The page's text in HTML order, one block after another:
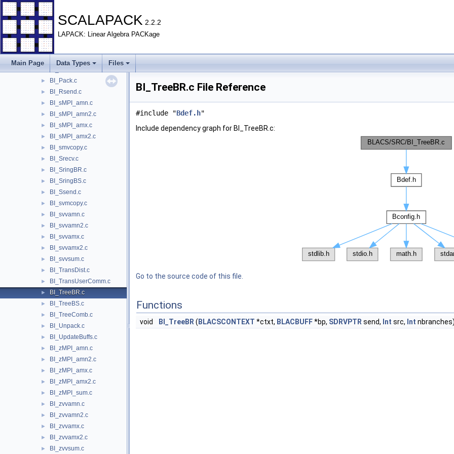
SCALAPACK 2.2.2
LAPACK: Linear Algebra PACKage
Main Page Data Types Files
► BI_ivvamn2.c
► BI_ivvamx.c
► BI_ivvamx2.c
► BI_ivvsum.c
► BI_MpathBR.c
BI_MringComb.c
► BI_Pack.c
► BI_Rsend.c
► BI_sMPI_amn.c
► BI_sMPI_amn2.c
► BI_sMPI_amx.c
► BI_sMPI_amx2.c
► BI_smvcopy.c
► BI_Srecv.c
► BI_SringBR.c
► BI_SringBS.c
► BI_Ssend.c
► BI_svmcopy.c
► BI_svvamn.c
► BI_svvamn2.c
► BI_svvamx.c
► BI_svvamx2.c
► BI_svvsum.c
► BI_TransDist.c
► BI_TransUserComm.c
► BI_TreeBR.c
► BI_TreeBS.c
► BI_TreeComb.c
► BI_Unpack.c
► BI_UpdateBuffs.c
► BI_zMPI_amn.c
► BI_zMPI_amn2.c
► BI_zMPI_amx.c
► BI_zMPI_amx2.c
► BI_zMPI_sum.c
► BI_zvvamn.c
► BI_zvvamn2.c
► BI_zvvamx.c
► BI_zvvamx2.c
► BI_zvvsum.c
BI_TreeBR.c File Reference
#include "Bdef.h"
Include dependency graph for BI_TreeBR.c:
Go to the source code of this file.
Functions
void BI_TreeBR ( BLACSCONTEXT *ctxt, BLACBUFF*bp, SDRVPTR send, Int src, Int